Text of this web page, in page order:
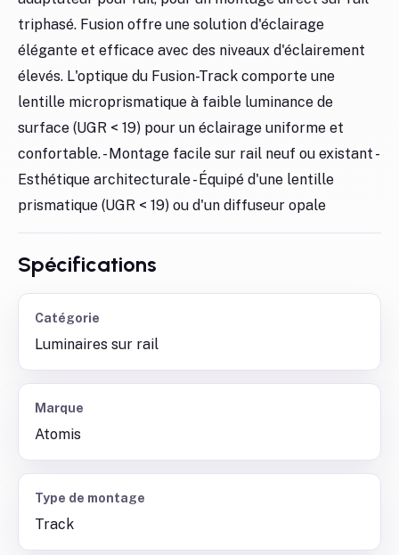
triphasé. Fusion offre une solution d'éclairage
élégante et efficace avec des niveaux d'éclairement
élevés. L'optique du Fusion-Track comporte une
lentille microprismatique à faible luminance de
surface (UGR < 19) pour un éclairage uniforme et
confortable. - Montage facile sur rail neuf ou existant -
Esthétique architecturale - Équipé d'une lentille
prismatique (UGR < 19) ou d'un diffuseur opale
Spécifications
Catégorie
Luminaires sur rail
Marque
Atomis
Type de montage
Track